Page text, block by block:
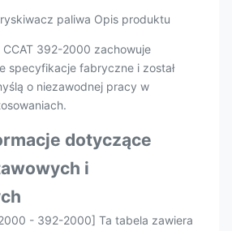
paliwa Opis produktu
392-2000 zachowuje
specyfikacje fabryczne i został
o niezawodnej pracy w
dotyczące
i
- 392-2000] Ta tabela zawiera